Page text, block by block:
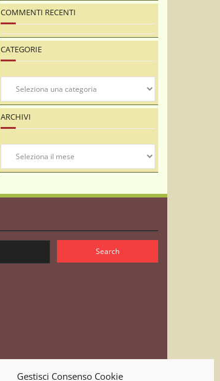
Gestisci Consenso Cookie
COMMENTI RECENTI
CATEGORIE
Categorie
ARCHIVI
Archivi